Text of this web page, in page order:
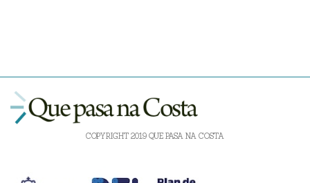
COPYRIGHT 2019 QUE PASA NA COSTA